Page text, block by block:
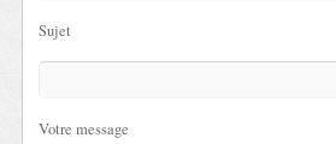
Sujet
Votre message